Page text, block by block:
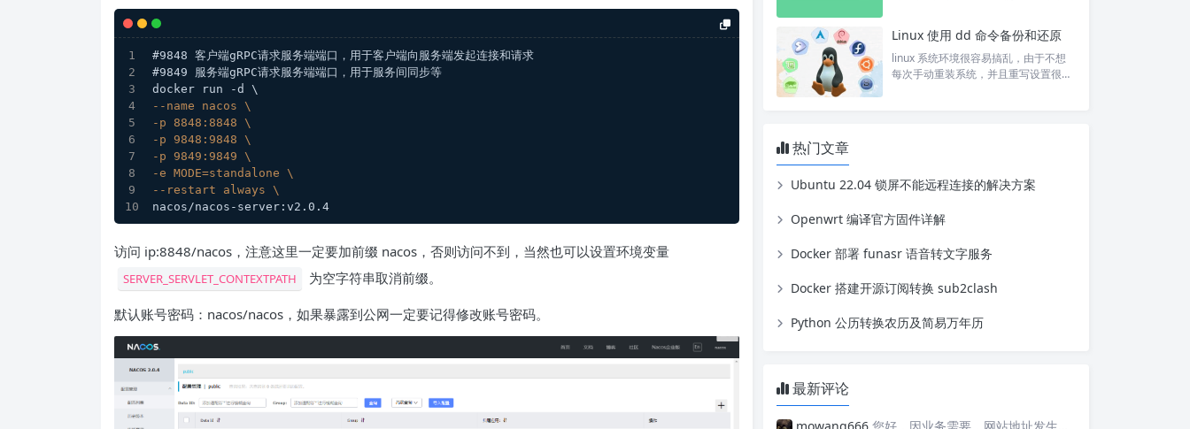
#9848 客户端gRPC请求服务端端口，用于客户端向服务端发起连接和请求
#9849 服务端gRPC请求服务端端口，用于服务间同步等
docker run -d \
--name nacos \
-p 8848:8848 \
-p 9848:9848 \
-p 9849:9849 \
-e MODE=standalone \
--restart always \
nacos/nacos-server:v2.0.4
访问 ip:8848/nacos，注意这里一定要加前缀 nacos，否则访问不到，当然也可以设置环境变量
SERVER_SERVLET_CONTEXTPATH 为空字符串取消前缀。
默认账号密码：nacos/nacos，如果暴露到公网一定要记得修改账号密码。
orturl 效果如下： 方便的是，还可以使
用 api 生成短链...
长的命令那非常头疼了。于是想找一款
两边都能打开的 web 应用，我先把内
容拷贝到一边，另外一台电脑直接拷贝
浏览器上的内容就行了，后来找到了 Et
Linux 使用 dd 命令备份和还原
linux 系统环境很容易搞乱，由于不想
每次手动重装系统，并且重写设置很多
就是花费的时间比较久，内容越多和硬
dd 命令可以通过 bs 参数设置缓存大...
热门文章
Ubuntu 22.04 锁屏不能远程连接的解决方案
Openwrt 编译官方固件详解
Docker 部署 funasr 语音转文字服务
Docker 搭建开源订阅转换 sub2clash
Python 公历转换农历及简易万年历
最新评论